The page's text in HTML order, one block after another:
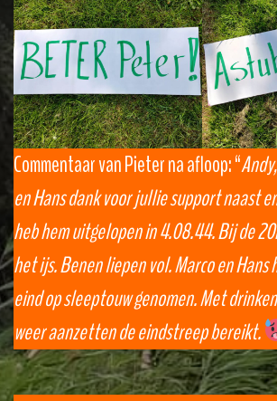
Commentaar van Pieter na afloop: “
en Hans dank voor jullie support naast
heb hem uitgelopen in 4.08.44. Bij de
het ijs. Benen liepen vol. Marco en Hans
eind op sleeptouw genomen. Met
weer aanzetten de eindstreep bereikt.